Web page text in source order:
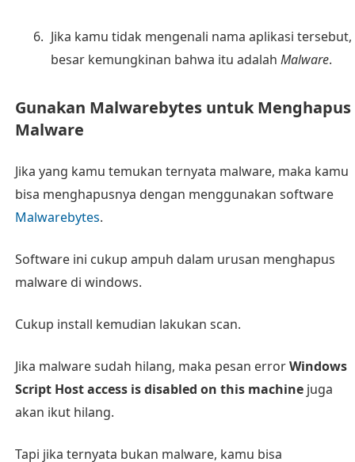
Jika kamu tidak mengenali nama aplikasi tersebut,
besar kemungkinan bahwa itu adalah Malware.
Gunakan Malwarebytes untuk Menghapus
Malware
Jika yang kamu temukan ternyata malware, maka kamu
bisa menghapusnya dengan menggunakan software
Malwarebytes.
Software ini cukup ampuh dalam urusan menghapus
malware di windows.
Cukup install kemudian lakukan scan.
Jika malware sudah hilang, maka pesan errorWindows
Script Host access is disabled on this machinejuga
akan ikut hilang.
Tapi jika ternyata bukan malware, kamu bisa